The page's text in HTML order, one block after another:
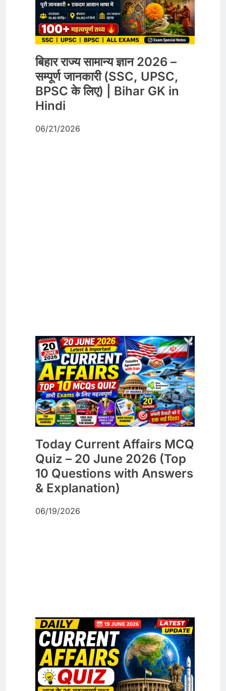
बिहार राज्य सामान्य ज्ञान 2026 –
सम्पूर्ण जानकारी (SSC, UPSC,
BPSC के लिए) | Bihar GK in
Hindi
06/21/2026
Today Current Affairs MCQ
Quiz – 20 June 2026 (Top
10 Questions with Answers
& Explanation)
06/19/2026